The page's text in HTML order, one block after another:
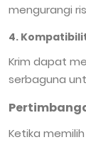
mengurangi
4.
Krim dapat
serbaguna
Ketika